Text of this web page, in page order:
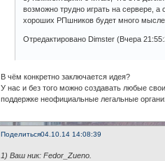
возможно трудно играть на сервере,
хороших РПшников будет много
Отредактировано Dimster (Вчера
В чём конкретно заключается идея?
У нас и без того можно создавать любые
поддержке неофициальные легальные
Поделиться04.10.14 14:08:39
1) Ваш ник: Fedor_Zueno.